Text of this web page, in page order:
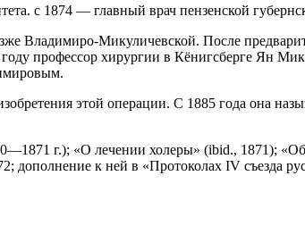
с 1874 — главный врач пензенской
Владимиро-Микуличевской. После
профессор хирургии в Кёнигсберге Ян
этой операции. С 1885 года она
г.); «О лечении холеры» (ibid., 1871);
дополнение к ней в «Протоколах IV съезда